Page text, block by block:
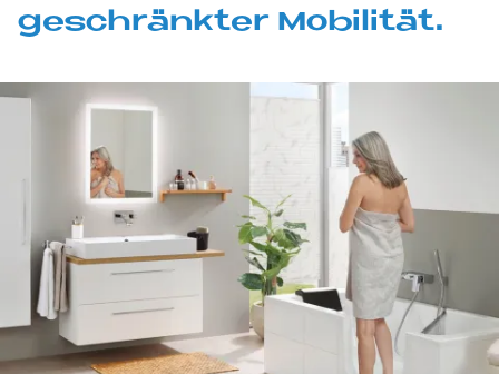
ge­schränk­ter Mo­bi­li­tät.